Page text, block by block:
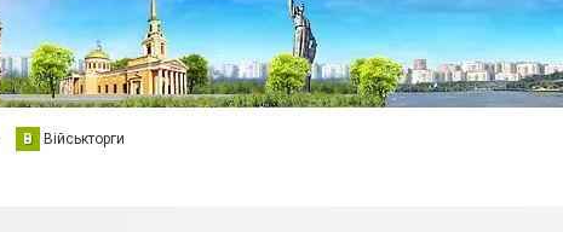
В Військторги